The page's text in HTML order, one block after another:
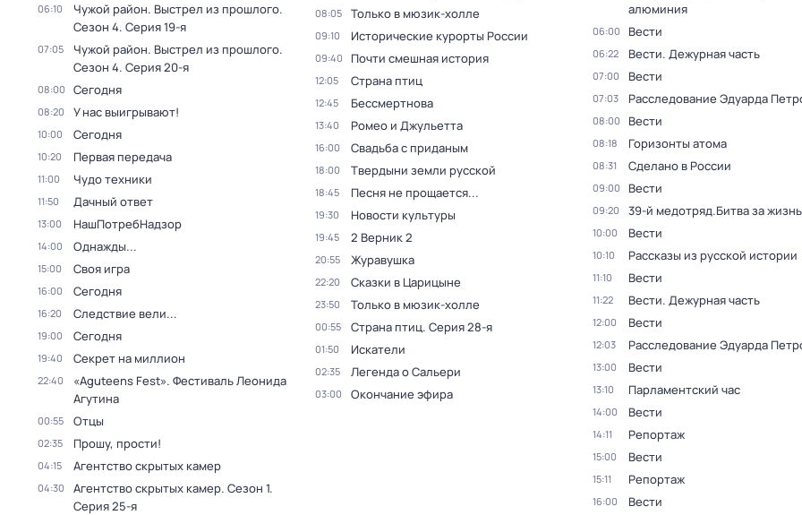
06:10 Чужой район. Выстрел из прошлого.
Сезон 4. Серия 19-я
07:05 Чужой район. Выстрел из прошлого.
Сезон 4. Серия 20-я
08:00 Сегодня
08:20 У нас выигрывают!
10:00 Сегодня
10:20 Первая передача
11:00 Чудо техники
11:50 Дачный ответ
13:00 НашПотребНадзор
14:00 Однажды...
15:00 Своя игра
16:00 Сегодня
16:20 Следствие вели...
19:00 Сегодня
19:40 Секрет на миллион
22:40
«Aguteens Fest». Фестиваль Леонида
Агутина
00:55 Отцы
02:35 Прошу, прости!
04:15 Агентство скрытых камер
04:30 Агентство скрытых камер. Сезон 1.
Серия 25-я
08:05 Только в мюзик-холле
09:10 Исторические курорты России
09:40 Почти смешная история
12:05 Страна птиц
12:45 Бессмертнова
13:40 Ромео и Джульетта
16:00 Свадьба с приданым
18:00 Твердыни земли русской
18:45 Песня не прощается...
19:30 Новости культуры
19:45 2 Верник 2
20:55 Журавушка
22:20 Сказки в Царицыне
23:50 Только в мюзик-холле
00:55 Страна птиц. Серия 28-я
01:50 Искатели
02:35 Легенда о Сальери
03:00 Окончание эфира
алюминия
06:00 Вести
06:22 Вести. Дежурная часть
07:00 Вести
07:03 Расследование Эдуарда
08:00 Вести
08:18 Горизонты атома
08:31 Сделано в России
09:00 Вести
09:20 39-й медотряд.Битва за жизнь
10:00 Вести
10:10 Рассказы из русской истории
11:10 Вести
11:22 Вести. Дежурная часть
12:00 Вести
12:03 Расследование Эдуарда
13:00 Вести
13:10 Парламентский час
14:00 Вести
14:11 Репортаж
15:00 Вести
15:11 Репортаж
16:00 Вести